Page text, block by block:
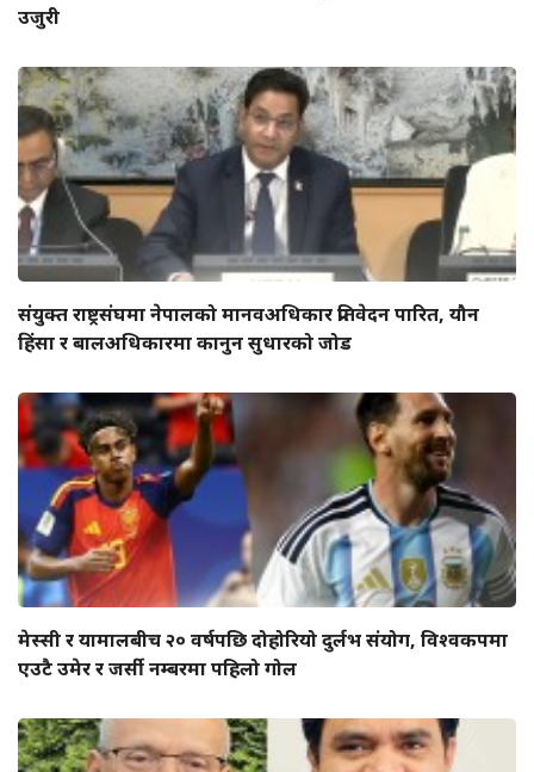
उजुरी
संयुक्त राष्ट्रसंघमा नेपालको मानवअधिकार प्रतिवेदन पारित, यौन
हिंसा र बालअधिकारमा कानुन सुधारको जोड
मेस्सी र यामालबीच २० वर्षपछि दोहोरियो दुर्लभ संयोग, विश्वकपमा
एउटै उमेर र जर्सी नम्बरमा पहिलो गोल